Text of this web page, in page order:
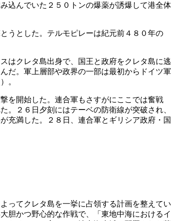
込んでいた２５０トンの爆薬が誘爆して港全体
うとした。テルモピレーは紀元前４８０年の
はクレタ島出身で、国王と政府をクレタ島に逃
だ。軍上層部や政界の一部は最初からドイツ軍
。
を開始した。連合軍もさすがにここでは奮戦
。２６日夕刻にはテーベの防衛線が突破され、
充満した。２８日、連合軍とギリシア政府・国
ってクレタ島を一挙に占領する計画を整えてい
胆かつ野心的な作戦で、「東地中海におけるイ